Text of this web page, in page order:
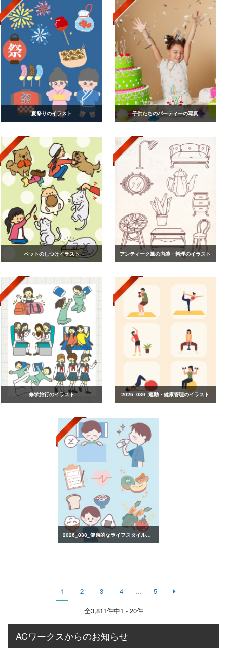
夏祭りのイラスト 子供たちのパーティーの写真
ペットのしつけイラスト アンティーク風の内装・料理のイラスト
修学旅行のイラスト 2026_039_運動・健康管理のイラスト
2026_038_健康的なライフスタイルのイラスト
1 2 3 4 ... 5
全3,811件中1 - 20件
ACワークスからのお知らせ